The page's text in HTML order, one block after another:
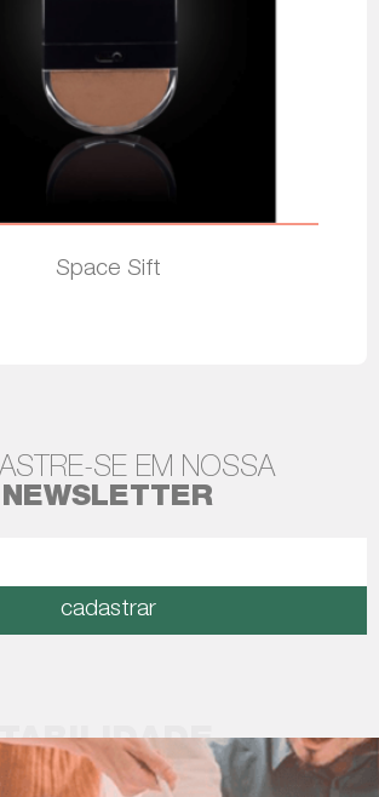
Space Sift
SE EM NOSSA
NEWSLETTER
cadastrar